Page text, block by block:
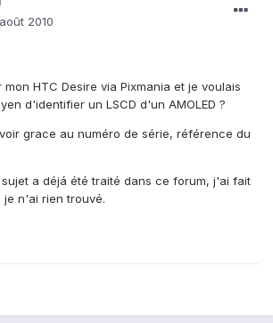
2010
HTC Desire via Pixmania et je voulais
d'identifier un LSCD d'un AMOLED ?
grace au numéro de série, référence du
a déjá été traité dans ce forum, j'ai fait
n'ai rien trouvé.